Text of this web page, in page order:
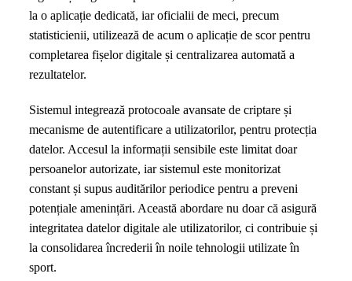
la o aplicație dedicată, iar oficialii de meci, precum
statisticienii, utilizează de acum o aplicație de scor pentru
completarea fișelor digitale și centralizarea automată a
rezultatelor.
Sistemul integrează protocoale avansate de criptare și
mecanisme de autentificare a utilizatorilor, pentru protecția
datelor. Accesul la informații sensibile este limitat doar
persoanelor autorizate, iar sistemul este monitorizat
constant și supus auditărilor periodice pentru a preveni
potențiale amenințări. Această abordare nu doar că asigură
integritatea datelor digitale ale utilizatorilor, ci contribuie și
la consolidarea încrederii în noile tehnologii utilizate în
sport.